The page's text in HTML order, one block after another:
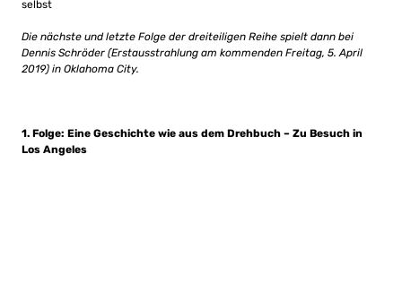
selbst
Die nächste und letzte Folge der dreiteiligen Reihe spielt dann bei
Dennis Schröder (Erstausstrahlung am kommenden Freitag, 5. April
2019) in Oklahoma City.
1. Folge: Eine Geschichte wie aus dem Drehbuch – Zu Besuch in
Los Angeles